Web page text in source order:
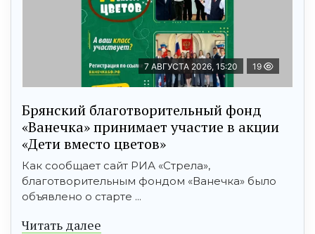
7 АВГУСТА 2026, 15:20 19
Брянский благотворительный фонд
«Ванечка» принимает участие в акции
«Дети вместо цветов»
Как сообщает сайт РИА «Стрела»,
благотворительным фондом «Ванечка» было
объявлено о старте ...
Читать далее